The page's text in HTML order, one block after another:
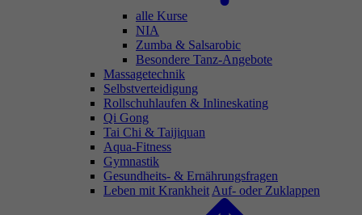
alle Kurse
NIA
Zumba & Salsarobic
Besondere Tanz-Angebote
Massagetechnik
Selbstverteidigung
Rollschuhlaufen & Inlineskating
Qi Gong
Tai Chi & Taijiquan
Aqua-Fitness
Gymnastik
Gesundheits- & Ernährungsfragen
Leben mit Krankheit Auf- oder Zuklappen